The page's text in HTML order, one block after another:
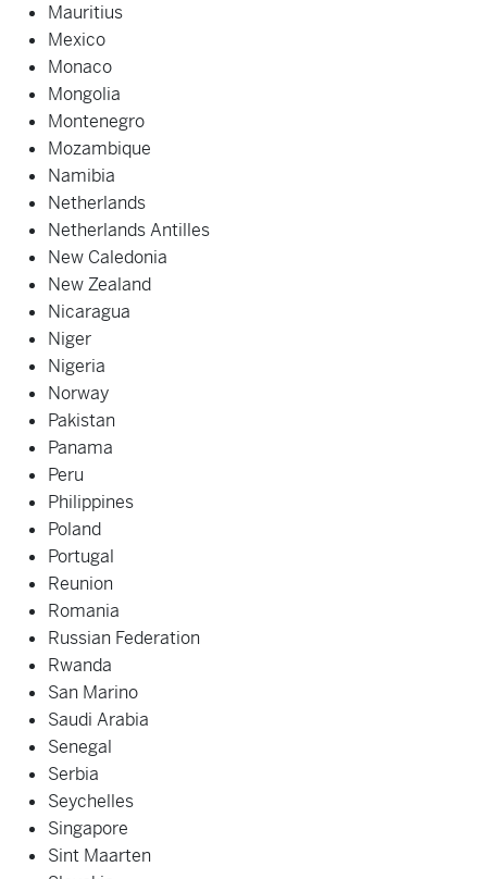
Mauritius
Mexico
Monaco
Mongolia
Montenegro
Mozambique
Namibia
Netherlands
Netherlands Antilles
New Caledonia
New Zealand
Nicaragua
Niger
Nigeria
Norway
Pakistan
Panama
Peru
Philippines
Poland
Portugal
Reunion
Romania
Russian Federation
Rwanda
San Marino
Saudi Arabia
Senegal
Serbia
Seychelles
Singapore
Sint Maarten